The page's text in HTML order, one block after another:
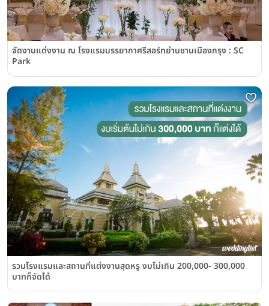
จัดงานแต่งงาน ณ โรงแรมบรรยากาศรีสอร์ทย่านชานเมืองกรุง : SC
Park
รวมโรงแรมและสถานที่แต่งงานสุดหรู งบไม่เกิน 200,000- 300,000
บาทก็จัดได้